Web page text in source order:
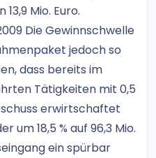
Mio. Euro.
Die Gewinnschwelle
jedoch so
dass bereits im
Tätigkeiten mit 0,5
erwirtschaftet
um 18,5 % auf 96,3 Mio.
ein spürbar